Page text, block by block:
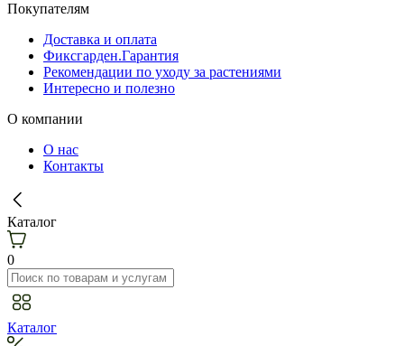
Покупателям
Доставка и оплата
Фиксгарден.Гарантия
Рекомендации по уходу за растениями
Интересно и полезно
О компании
О нас
Контакты
Каталог
0
Каталог